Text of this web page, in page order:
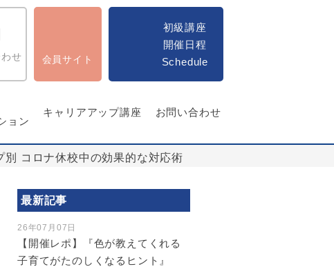
せ 会員サイト
初級講座
開催日程
Schedule
ョン
キャリアアップ講座 お問い合わせ
別 コロナ休校中の効果的な対応術
最新記事
26年07月07日
【開催レポ】『色が教えてくれる
子育てがたのしくなるヒント』